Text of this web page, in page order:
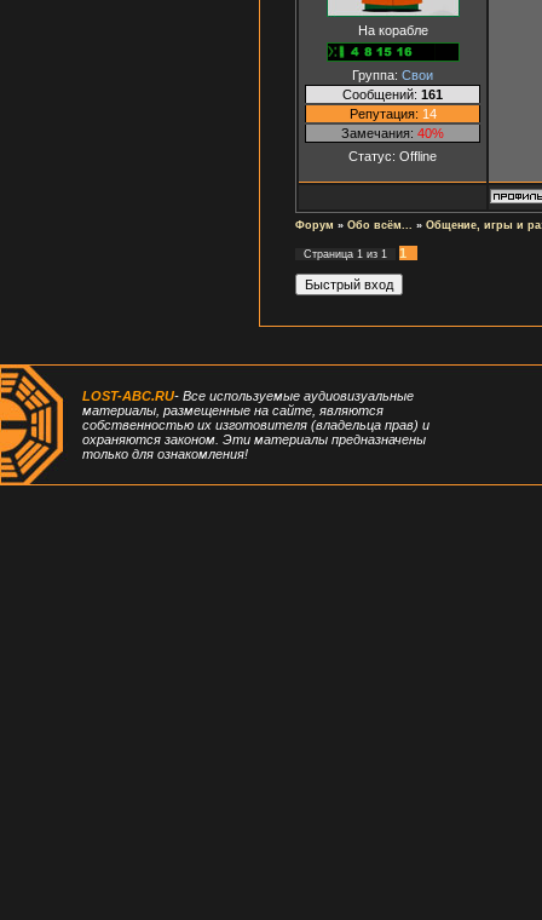
На корабле
Группа: Свои
Сообщений: 161
Репутация: 14
Замечания: 40%
Статус: Offline
Форум » Обо всём... » Общение, игры и
Страница 1 из 1 1
LOST-ABC.RU- Все используемые аудиовизуальные
материалы, размещенные на сайте, являются
собственностью их изготовителя (владельца прав) и
охраняются законом. Эти материалы предназначены
только для ознакомления!